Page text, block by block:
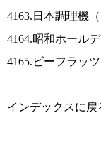
4163.日本調理機（
4164.昭和ホール
4165.ビーフラッ
インデックスに戻